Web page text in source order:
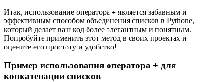
Итак, использование оператора + является забавным и
эффективным способом объединения списков в Pythonе,
который делает ваш код более элегантным и понятным.
Попробуйте применить этот метод в своих проектах и
оцените его простоту и удобство!
Пример использования оператора + для
конкатенации списков